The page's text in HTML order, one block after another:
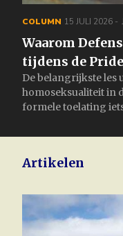
COLUMN 15 JULI 2026
Waarom
tijdens de Pride
De belangrijkste les
homoseksualiteit in
formele toelating
Artikelen